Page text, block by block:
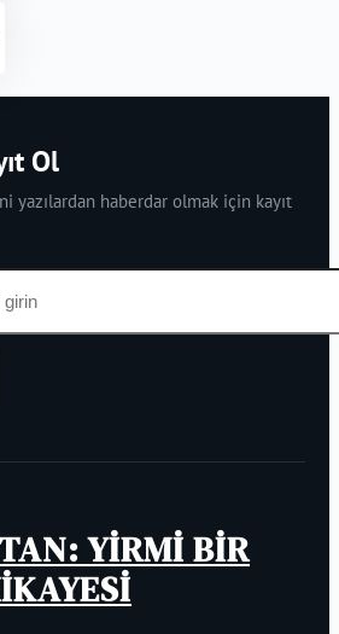
Ol
yazılardan haberdar olmak için kayıt
YİRMİ BİR